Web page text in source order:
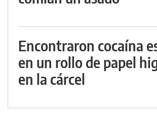
Encontraron cocaína
en un rollo de papel
en la cárcel